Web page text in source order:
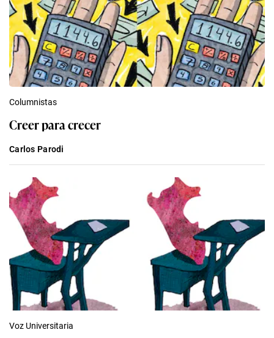
Columnistas
Creer para crecer
Carlos Parodi
Voz Universitaria